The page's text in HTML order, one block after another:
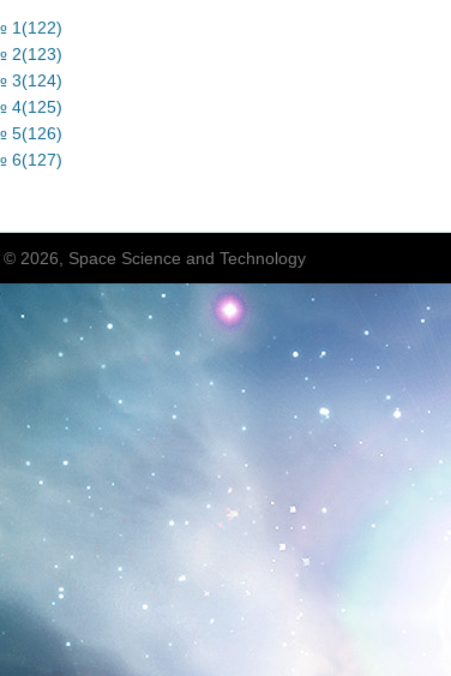
1(122)
2(123)
3(124)
4(125)
5(126)
6(127)
2026, Space Science and Technology